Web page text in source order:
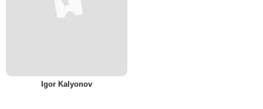
Igor Kalyonov